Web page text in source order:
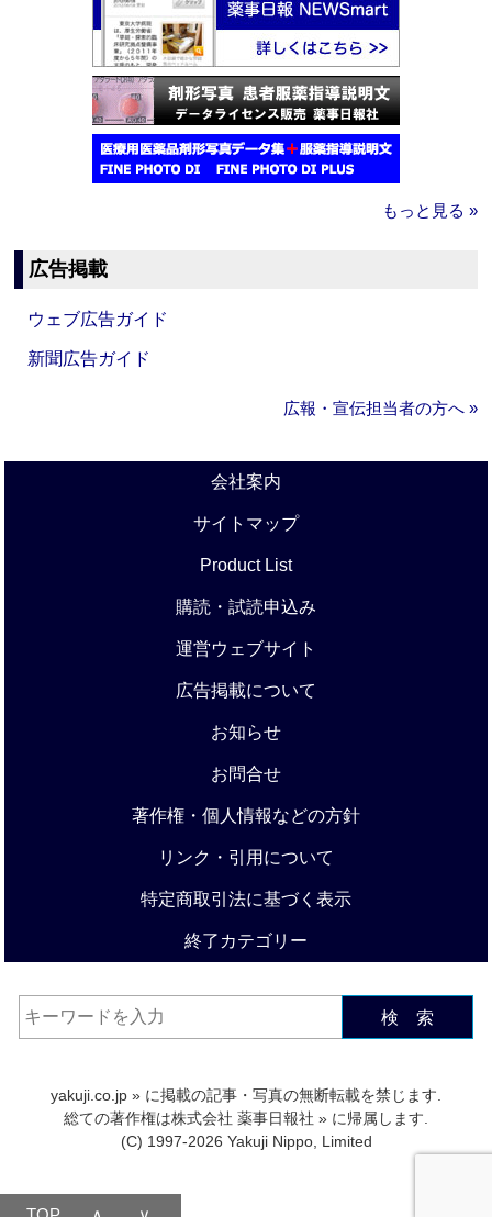
もっと見る »
広告掲載
ウェブ広告ガイド
新聞広告ガイド
広報・宣伝担当者の方へ »
会社案内
サイトマップ
Product List
購読・試読申込み
運営ウェブサイト
広告掲載について
お知らせ
お問合せ
著作権・個人情報などの方針
リンク・引用について
特定商取引法に基づく表示
終了カテゴリー
検 索
yakuji.co.jp » に掲載の記事・写真の無断転載を禁じます.
総ての著作権は株式会社 薬事日報社 » に帰属します.
(C) 1997-2026 Yakuji Nippo, Limited